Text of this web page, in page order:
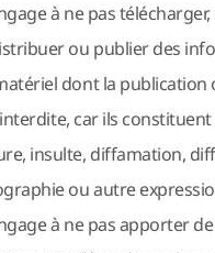
à ne pas
ou publier des
dont la publication
car ils
insulte, diffamation,
ou autre
à ne pas apporter de